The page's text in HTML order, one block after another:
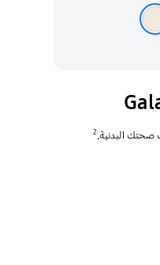
صحتك البدنية. 2